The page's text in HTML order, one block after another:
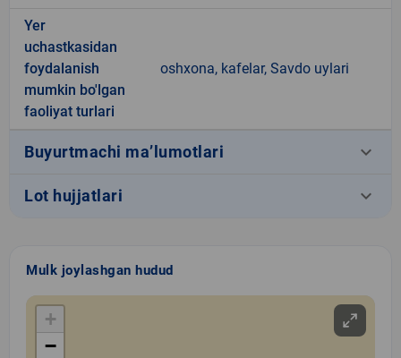
Yer
uchastkasidan
foydalanish
mumkin bo'lgan
faoliyat turlari
oshxona, kafelar, Savdo uylari
Buyurtmachi ma’lumotlari keyboard_arrow_down
Lot hujjatlari keyboard_arrow_down
Mulk joylashgan hudud
+
−